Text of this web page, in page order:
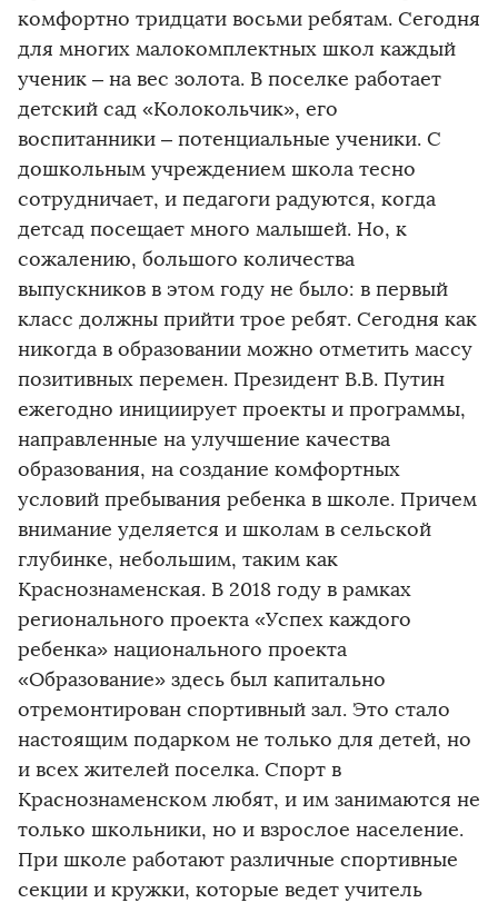
комфортно тридцати восьми ребятам. Сегодня
для многих малокомплектных школ каждый
ученик – на вес золота. В поселке работает
детский сад «Колокольчик», его
воспитанники – потенциальные ученики. С
дошкольным учреждением школа тесно
сотрудничает, и педагоги радуются, когда
детсад посещает много малышей. Но, к
сожалению, большого количества
выпускников в этом году не было: в первый
класс должны прийти трое ребят. Сегодня как
никогда в образовании можно отметить массу
позитивных перемен. Президент В.В. Путин
ежегодно инициирует проекты и программы,
направленные на улучшение качества
образования, на создание комфортных
условий пребывания ребенка в школе. Причем
внимание уделяется и школам в сельской
глубинке, небольшим, таким как
Краснознаменская. В 2018 году в рамках
регионального проекта «Успех каждого
ребенка» национального проекта
«Образование» здесь был капитально
отремонтирован спортивный зал. Это стало
настоящим подарком не только для детей, но
и всех жителей поселка. Спорт в
Краснознаменском любят, и им занимаются не
только школьники, но и взрослое население.
При школе работают различные спортивные
секции и кружки, которые ведет учитель